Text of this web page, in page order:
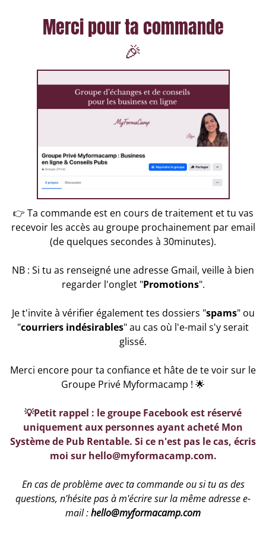
Merci pour ta commande
🎉
👉 Ta commande est en cours de traitement et tu vas
recevoir les accès au groupe prochainement par email
(de quelques secondes à 30minutes).
NB : Si tu as renseigné une adresse Gmail, veille à bien
regarder l'onglet "Promotions".
Je t'invite à vérifier également tes dossiers "spams" ou
"courriers indésirables" au cas où l'e-mail s'y serait
glissé.
Merci encore pour ta confiance et hâte de te voir sur le
Groupe Privé Myformacamp ! 🌟
💡Petit rappel : le groupe Facebook est réservé
uniquement aux personnes ayant acheté Mon
Système de Pub Rentable. Si ce n'est pas le cas, écris
moi sur hello@myformacamp.com.
En cas de problème avec ta commande ou si tu as des
questions, n'hésite pas à m'écrire sur la même adresse e-
mail :hello@myformacamp.com